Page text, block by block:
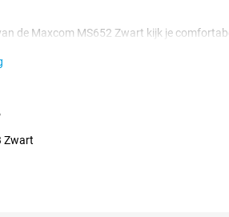
de Maxcom MS652 Zwart kijk je
grotere formaat zie je alles overzichtelijk en
Maxcom MS652 32GB Zwart gaat
maken dat je toestel halverwege de dag leeg
Opladen doe je eenvoudig via USB-C. Zo
Zwart